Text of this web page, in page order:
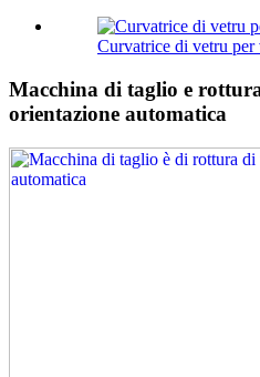
Curvatrice di vetru per
Macchina di taglio e
orientazione automatica